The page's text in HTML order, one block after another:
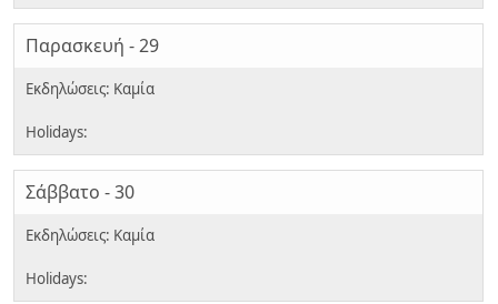
Παρασκευή - 29
Σάββατο - 30